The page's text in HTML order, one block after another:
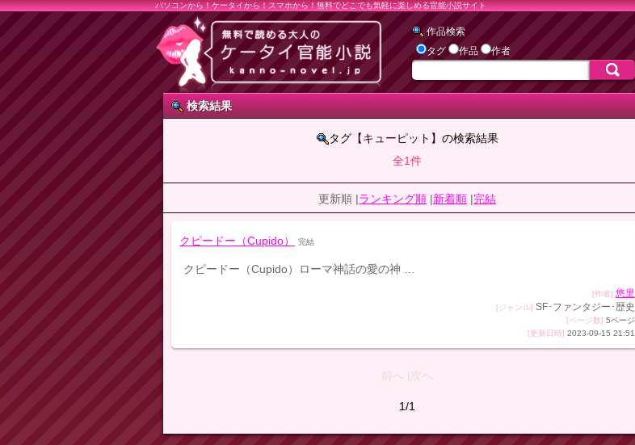
パソコンから！ケータイから！スマホから！無料でどこでも気軽に楽しめる官能小説サイト
作品検索
タグ
作品 作者
検索結果
タグ【キューピット】 の検索結果
全1件
更新順 |ランキング順 |新着順 |完結
クピードー（Cupido） 完結
クピードー（Cupido）ローマ神話の愛の神 …
[作者] 悠里
[ジャンル] SF･ファンタジー･歴史
[ページ数] 5ページ
[更新日時] 2023-09-15 21:51
前へ |次へ
1/1